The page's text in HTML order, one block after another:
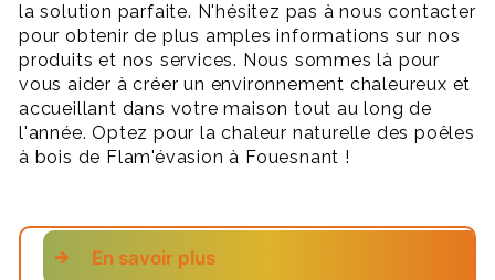
la solution parfaite. N'hésitez pas à nous contacter
pour obtenir de plus amples informations sur nos
produits et nos services. Nous sommes là pour
vous aider à créer un environnement chaleureux et
accueillant dans votre maison tout au long de
l'année. Optez pour la chaleur naturelle des poêles
à bois de Flam'évasion à Fouesnant !
En savoir plus